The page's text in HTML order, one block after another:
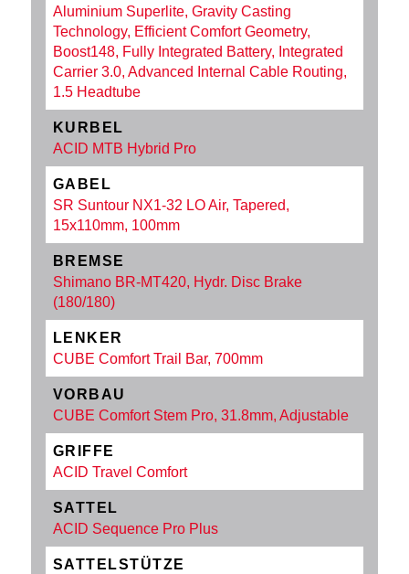
Aluminium Superlite, Gravity Casting
Technology, Efficient Comfort Geometry,
Boost148, Fully Integrated Battery, Integrated
Carrier 3.0, Advanced Internal Cable Routing,
1.5 Headtube
KURBEL
ACID MTB Hybrid Pro
GABEL
SR Suntour NX1-32 LO Air, Tapered,
15x110mm, 100mm
BREMSE
Shimano BR-MT420, Hydr. Disc Brake
(180/180)
LENKER
CUBE Comfort Trail Bar, 700mm
VORBAU
CUBE Comfort Stem Pro, 31.8mm, Adjustable
GRIFFE
ACID Travel Comfort
SATTEL
ACID Sequence Pro Plus
SATTELSTÜTZE